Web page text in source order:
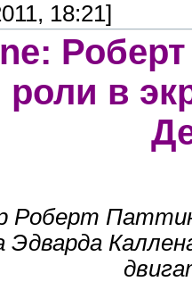
18:21]
роли в
Роберт
Эдварда